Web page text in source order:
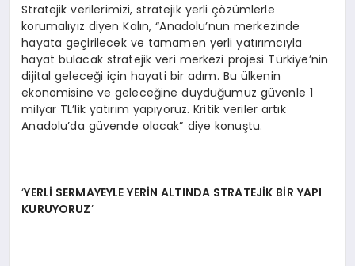
Stratejik verilerimizi, stratejik yerli çözümlerle
korumalıyız diyen Kalın, “Anadolu’nun merkezinde
hayata geçirilecek ve tamamen yerli yatırımcıyla
hayat bulacak stratejik veri merkezi projesi Türkiye’nin
dijital geleceği için hayati bir adım. Bu ülkenin
ekonomisine ve geleceğine duyduğumuz güvenle 1
milyar TL’lik yatırım yapıyoruz. Kritik veriler artık
Anadolu’da güvende olacak” diye konuştu.
‘YERLİ SERMAYEYLE YERİN ALTINDA STRATEJİK BİR YAPI
KURUYORUZ’